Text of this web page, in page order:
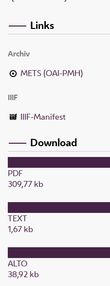
Links
Archiv
METS (OAI-PMH)
IIIF
IIIF-Manifest
Download
PDF
309,77 kb
TEXT
1,67 kb
ALTO
38,92 kb